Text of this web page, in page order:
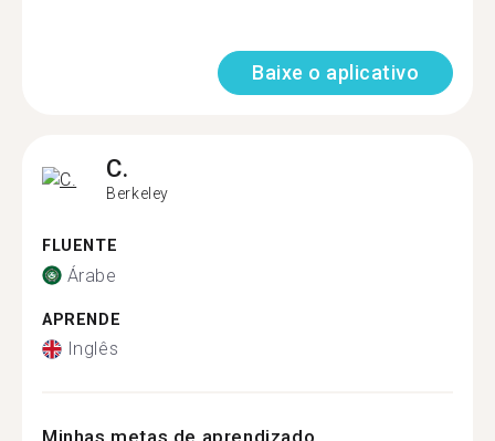
Baixe o aplicativo
C.
Berkeley
FLUENTE
Árabe
APRENDE
Inglês
Minhas metas de aprendizado